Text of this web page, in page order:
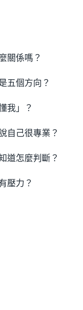
關係嗎？
五個方向？
我」？
自己很專業？
道怎麼判斷？
壓力？